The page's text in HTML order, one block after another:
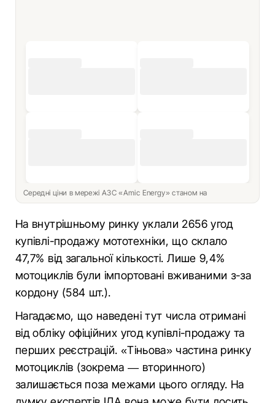
Середні ціни в мережі АЗС «Amic Energy» станом на
На внутрішньому ринку уклали 2656 угод
купівлі-продажу мототехніки, що склало
47,7% від загальної кількості. Лише 9,4%
мотоциклів були імпортовані вживаними з-за
кордону (584 шт.).
Нагадаємо, що наведені тут числа отримані
від обліку офіційних угод купівлі-продажу та
перших реєстрацій. «Тіньова» частина ринку
мотоциклів (зокрема — вторинного)
залишається поза межами цього огляду. На